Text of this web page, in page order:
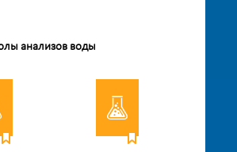
анализов воды